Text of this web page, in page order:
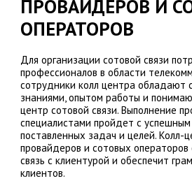
ПРОВАЙДЕРОВ И
ОПЕРАТОРОВ
Для организации сотовой связи
профессионалов в области
сотрудники колл центра обладают
знаниями, опытом работы и
центр сотовой связи. Выполнение
специалистами пройдет с
поставленных задач и целей. Колл-
провайдеров и сотовых
связь с клиентурой и обеспечит
клиентов.